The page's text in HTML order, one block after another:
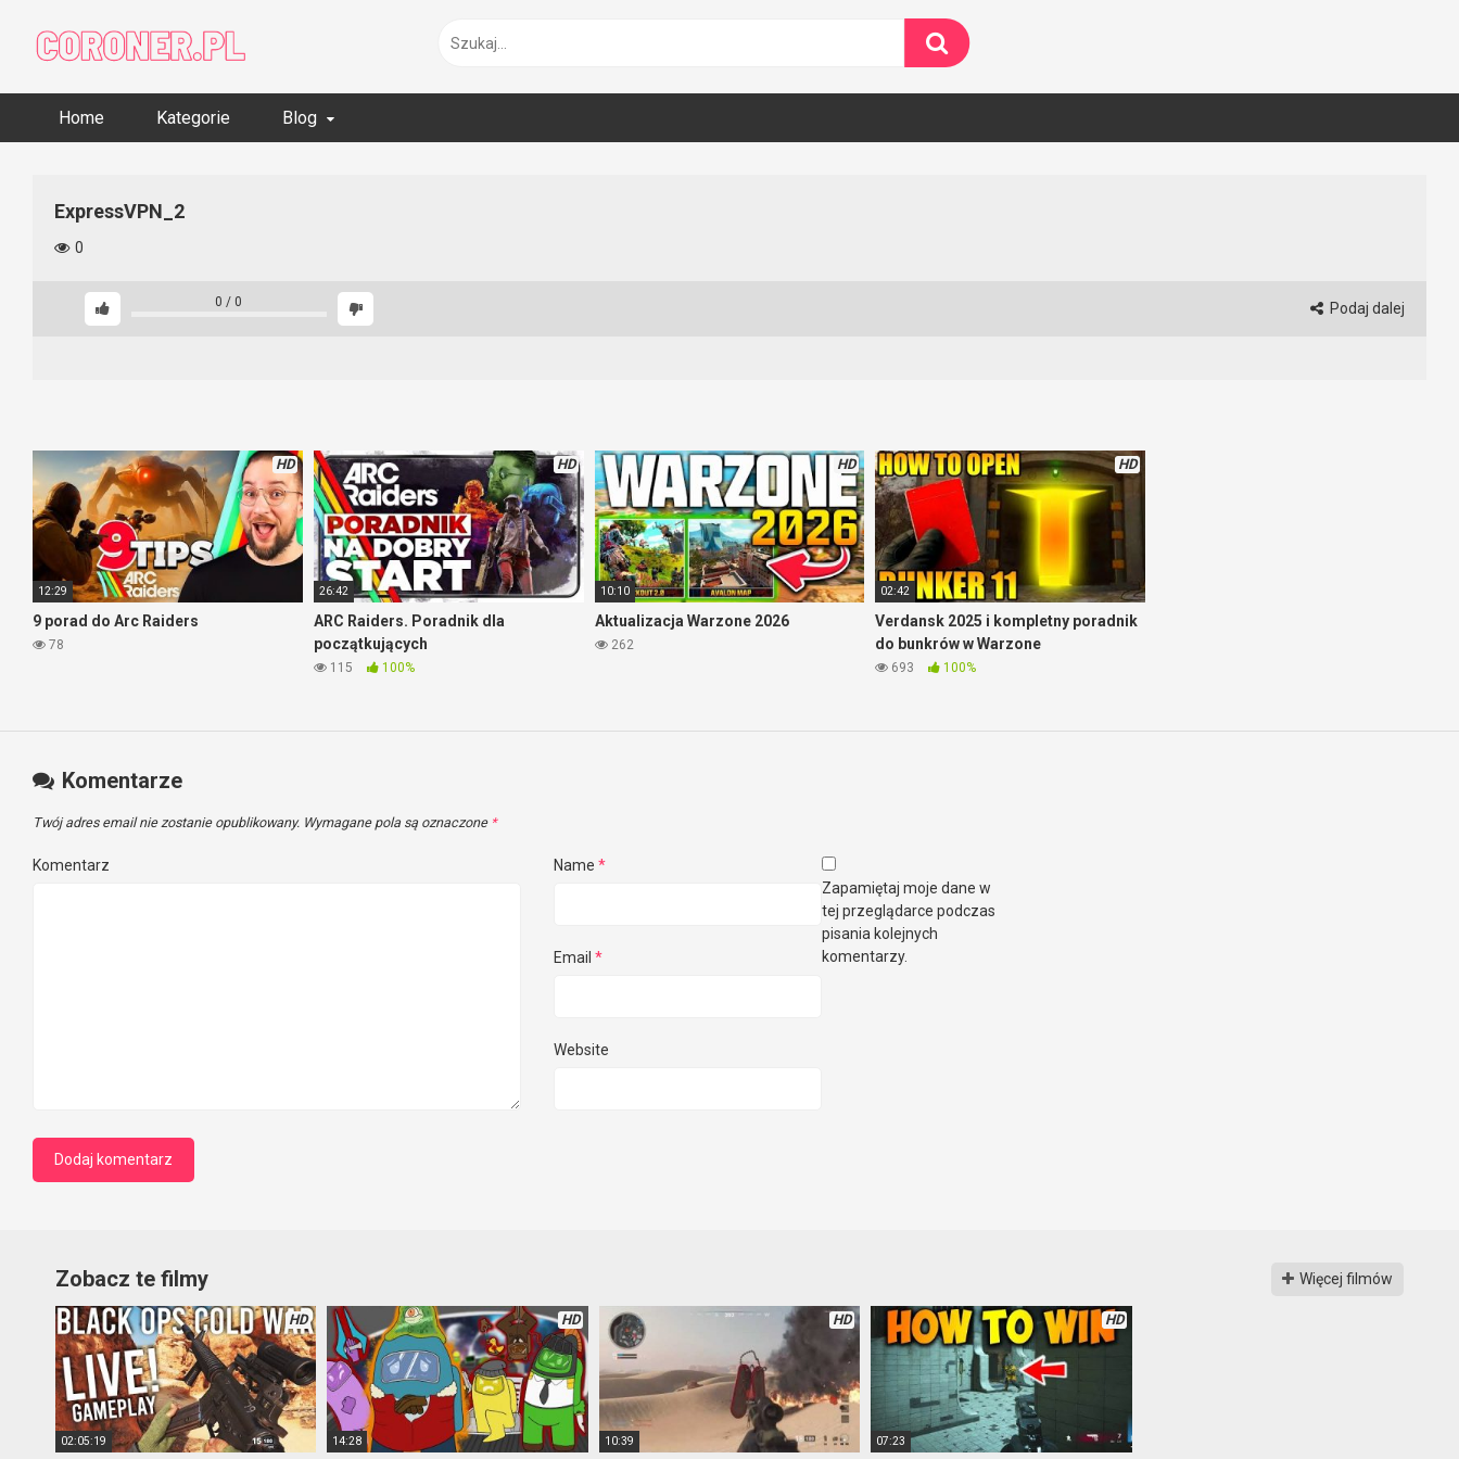
content
Home Kategorie Blog
ExpressVPN_2
0
0 / 0 Podaj dalej
HD
12:29
9 porad do Arc Raiders
78
HD
26:42
ARC Raiders. Poradnik dla
początkujących
115 100%
HD
10:10
Aktualizacja Warzone 2026
262
HD
02:42
Verdansk 2025 i kompletny poradnik
do bunkrów w Warzone
693 100%
Komentarze
Twój adres email nie zostanie opublikowany. Wymagane pola są oznaczone *
Komentarz Name *
Email *
Website
Zapamiętaj moje dane w
tej przeglądarce podczas
pisania kolejnych
komentarzy.
Zobacz te filmy Więcej filmów
HD
02:05:19
HD
14:28
HD
10:39
HD
07:23